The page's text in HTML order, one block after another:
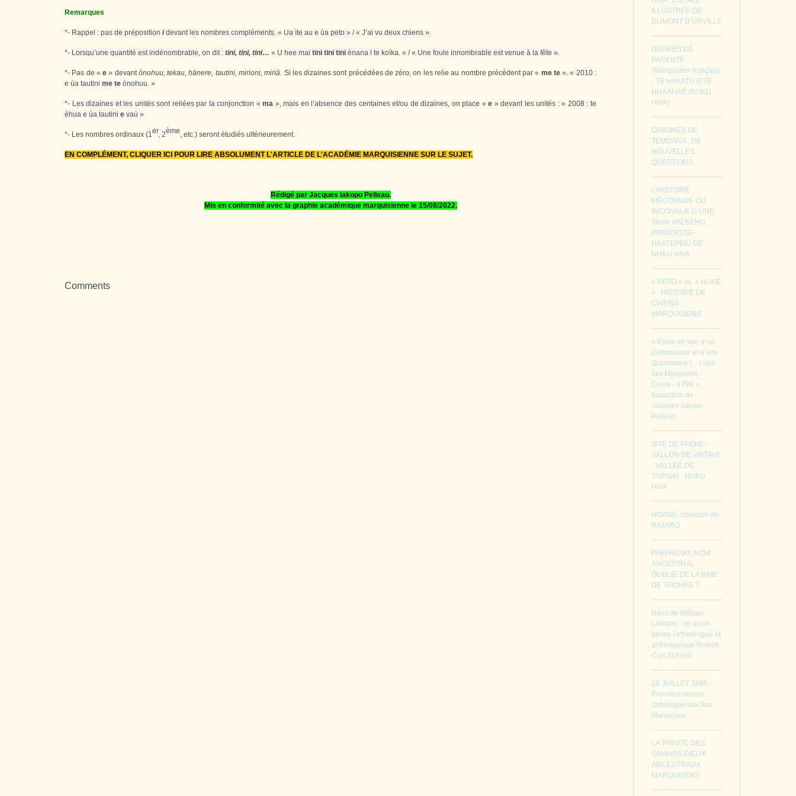
Remarques
*- Rappel : pas de préposition idevant les nombres compléments. « Ua ìte au e ùa peto » / « J’ai vu deux chiens ».
*- Lorsqu’une quantité est indénombrable, on dit : tini, tini, tini… « U hee mai tini tini tini ènana i te koìka. » / « Une foule innombrable est venue à la fête ».
*- Pas de «e » devantònohuu, tekau, hānere, tautini, mirioni, miriā. Si les dizaines sont précédées de zéro, on les relie au nombre précédent par « me te». « 2010 :
e ùa tautini me te ònohuu. »
*- Les dizaines et les unités sont reliées par la conjonction «ma », mais en l’absence des centaines et/ou de dizaines, on place «e » devant les unités : « 2008 : te
èhua e ùa tautini e vaù »
*- Les nombres ordinaux (1er, 2ème, etc.) seront étudiés ultérieurement.
EN COMPLÉMENT, CLIQUER ICI POUR LIRE ABSOLUMENT L'ARTICLE DE L'ACADÉMIE MARQUISIENNE SUR LE SUJET.
Rédigé par Jacques Iakopo Pelleau.
Mis en conformité avec la graphie académique marquisienne le 15/08/2022.
Comments
ILLUSTRÉE DE
DUMONT D’URVILLE
DEGRÉS DE
PARENTÉ
(Marquisien-français)
- TE HAKATU O TE
HUAAHAÈ (NUKU
HIVA)
ORIGINES DE
TEMOANA : DE
NOUVELLES
QUESTIONS…
L’HISTOIRE
MÉCONNUE OU
INCONNUE D’UNE
3ème VAEKEHU,
PRINCESSE-
HAATEPĒIÙ DE
NUKU HIVA
« PETO » vs. « NUHE
» : HISTOIRE DE
CHIENS
MARQUISIENS
« Essai en vue d’un
Dictionnaire et d’une
Grammaire (…) des
îles Marquises -
Crook - 1799 »,
traduction de
Jacques Iakopo
Pelleau
SITE DE PAEKE -
VALLON DE VAITAVII
- VALLÉE DE
TAIPIVAI - NUKU
HIVA
HOANE, chanson de
RATARO
PAEPAEAKI, NOM
ANCESTRAL
OUBLIÉ DE LA BAIE
DE TAIOHAE ?
Récit de William
Leblanc : ce qu'en
pense l'ethnologue et
anthropologe Robert
Carl SUGGS
28 JUILLET 1595 :
Première messe
catholique aux îles
Marquises
LA TRINITÉ DES
GRANDS DIEUX
ANCESTRAUX
MARQUISENS